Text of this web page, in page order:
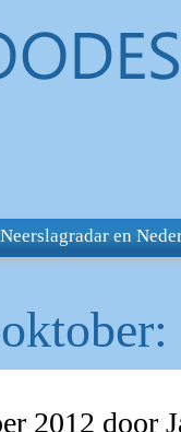
Neerslagradar en
2012 door